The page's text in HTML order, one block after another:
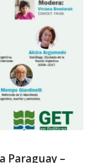
Paraguay –